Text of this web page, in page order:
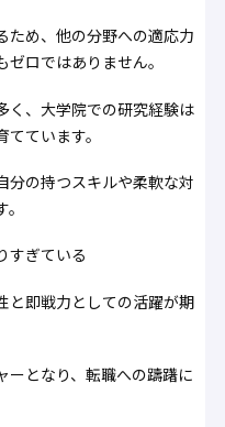
ため、他の分野への適応力
ロではありません。
く、大学院での研究経験は
ています。
分の持つスキルや柔軟な対
すぎている
と即戦力としての活躍が期
ーとなり、転職への躊躇に